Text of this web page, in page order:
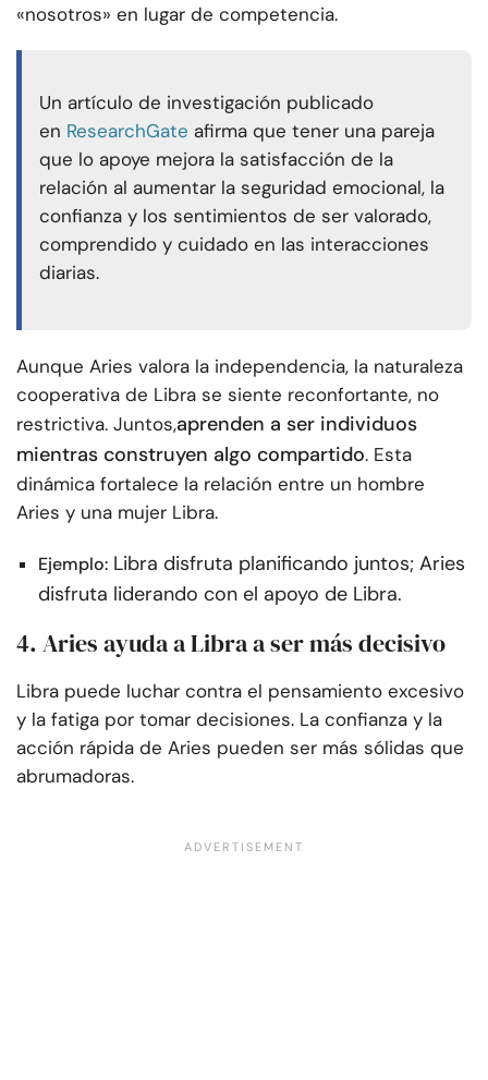
«nosotros» en lugar de competencia.
Un artículo de investigación publicado
en ResearchGate afirma que tener una pareja
que lo apoye mejora la satisfacción de la
relación al aumentar la seguridad emocional, la
confianza y los sentimientos de ser valorado,
comprendido y cuidado en las interacciones
diarias.
Aunque Aries valora la independencia, la naturaleza
cooperativa de Libra se siente reconfortante, no
restrictiva. Juntos,aprenden a ser individuos
mientras construyen algo compartido. Esta
dinámica fortalece la relación entre un hombre
Aries y una mujer Libra.
Ejemplo: Libra disfruta planificando juntos; Aries
disfruta liderando con el apoyo de Libra.
4. Aries ayuda a Libra a ser más decisivo
Libra puede luchar contra el pensamiento excesivo
y la fatiga por tomar decisiones. La confianza y la
acción rápida de Aries pueden ser más sólidas que
abrumadoras.